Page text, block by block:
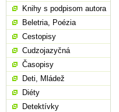
Knihy s podpisom autora
Beletria, Poézia
Cestopisy
Cudzojazyčná
Časopisy
Deti, Mládež
Diéty
Detektívky